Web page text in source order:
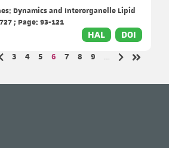
Dynamics and Interorganelle Lipid
; Page: 93-121
HAL DOI
Page
3 Page
4 Page
5 Page
6 Page
7 Page
8 Page
9
…